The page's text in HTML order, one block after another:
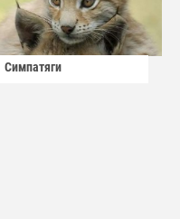
Симпатяги